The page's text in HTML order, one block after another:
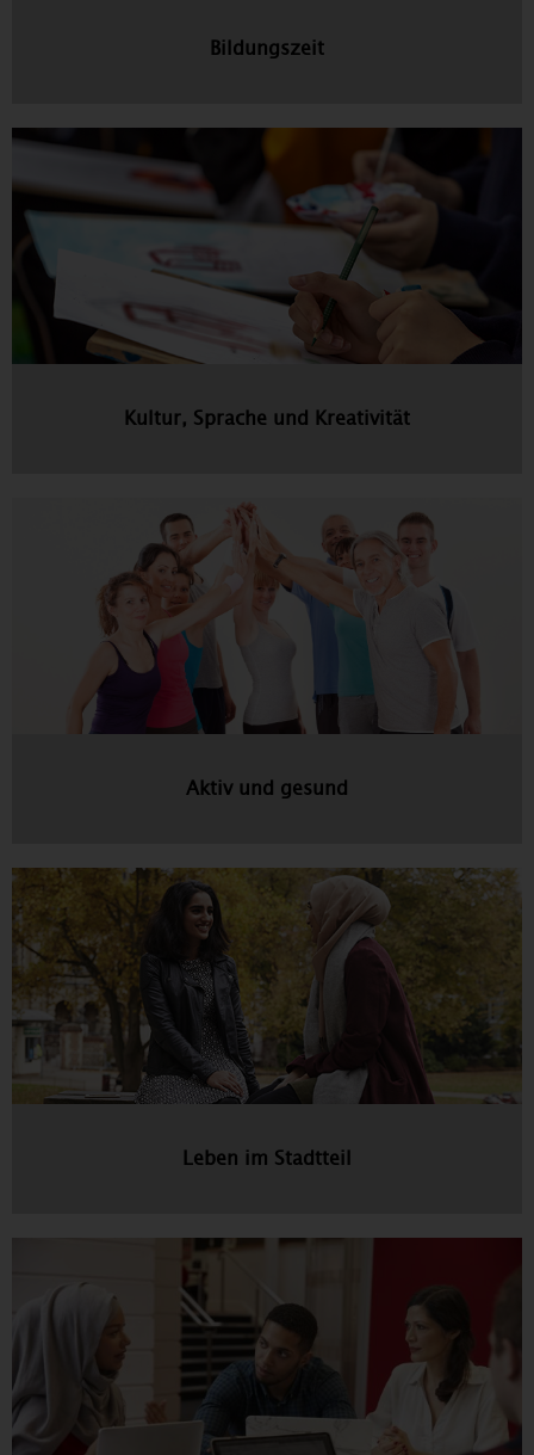
Bildungszeit
Kultur, Sprache und Kreativität
Aktiv und gesund
Leben im Stadtteil